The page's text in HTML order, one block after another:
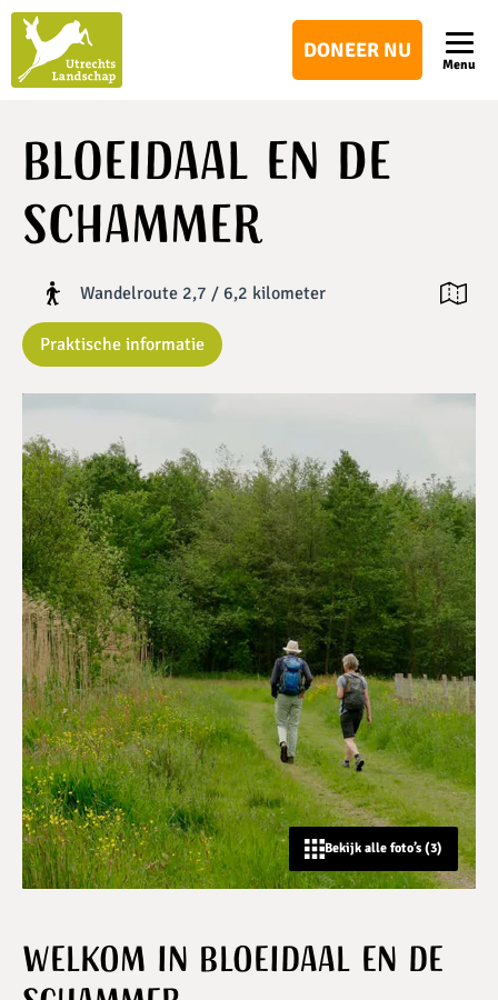
DONEER NU
Menu
Bloeidaal en De
Schammer
Wandelroute 2,7 / 6,2 kilometer
Praktische informatie
Open
Bekijk alle foto’s (3)
Welkom in Bloeidaal en de